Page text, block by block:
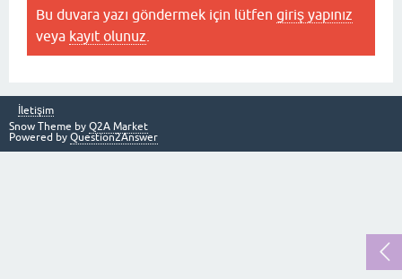
Bu duvara yazı göndermek için lütfen giriş yapınız
veya kayıt olunuz
İletişim
Snow Theme by Q2A Market
Powered by Question2Answer